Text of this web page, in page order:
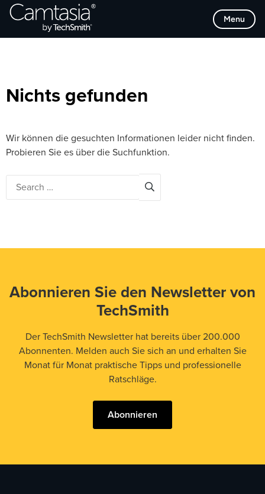
Direkt
zum
Menu
Browse Categories
Nichts gefunden
Wir können die gesuchten Informationen leider nicht finden.
Probieren Sie es über die Suchfunktion.
Abonnieren Sie den Newsletter von
TechSmith
Der TechSmith Newsletter hat bereits über 200.000
Abonnenten. Melden auch Sie sich an und erhalten Sie
Monat für Monat praktische Tipps und professionelle
Ratschläge.
Abonnieren